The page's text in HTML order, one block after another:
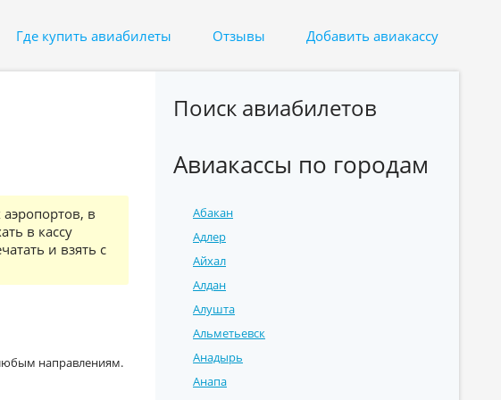
Где купить авиабилеты Отзывы Добавить авиакассу
в
в кассу
и взять с
направлениям.
Поиск авиабилетов
Авиакассы по городам
Абакан
Адлер
Айхал
Алдан
Алушта
Альметьевск
Анадырь
Анапа